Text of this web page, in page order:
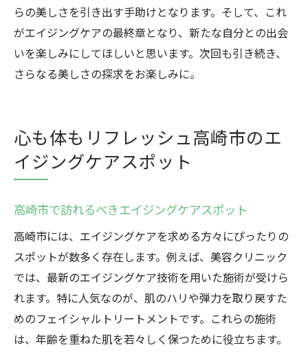
らの美しさを引き出す手助けとなります。そして、これ
がエイジングケアの最終章となり、新たな自分との出会
いを楽しみにしてほしいと思います。次回も引き続き、
さらなる美しさの探求をお楽しみに。
心も体もリフレッシュ高崎市のエ
イジングケアスポット
高崎市で訪れるべきエイジングケアスポット
高崎市には、エイジングケアを求める方々にぴったりの
スポットが数多く存在します。例えば、美容クリニック
では、最新のエイジングケア技術を用いた施術が受けら
れます。特に人気なのが、肌のハリや弾力を取り戻すた
めのフェイシャルトリートメントです。これらの施術
は、年齢を重ねた肌を若々しく保つために役立ちます。